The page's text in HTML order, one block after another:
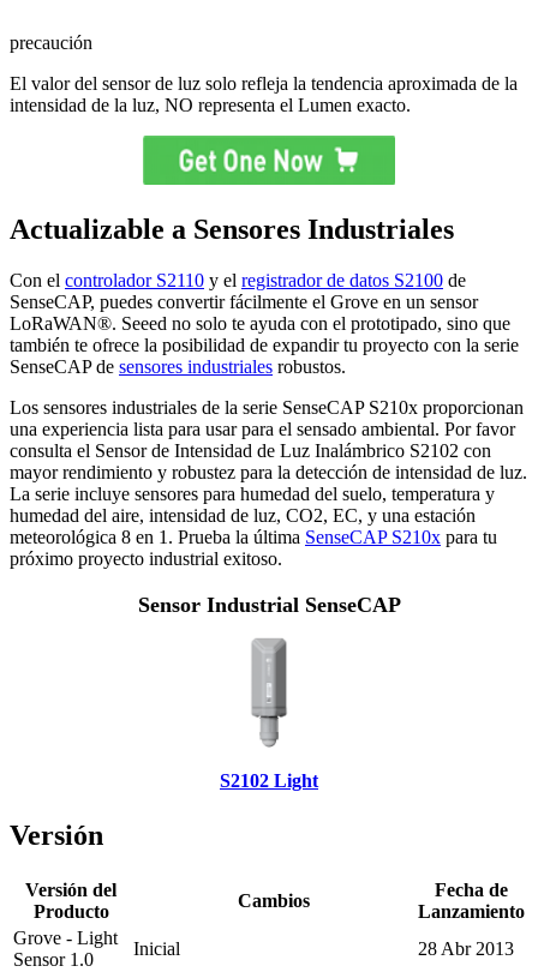
precaución
El valor del sensor de luz solo refleja la tendencia aproximada de la
intensidad de la luz, NO representa el Lumen exacto.
Actualizable a Sensores Industriales
Con el controlador S2110 y el registrador de datos S2100 de
SenseCAP, puedes convertir fácilmente el Grove en un sensor
LoRaWAN®. Seeed no solo te ayuda con el prototipado, sino que
también te ofrece la posibilidad de expandir tu proyecto con la serie
SenseCAP de sensores industriales robustos.
Los sensores industriales de la serie SenseCAP S210x proporcionan
una experiencia lista para usar para el sensado ambiental. Por favor
consulta el Sensor de Intensidad de Luz Inalámbrico S2102 con
mayor rendimiento y robustez para la detección de intensidad de luz.
La serie incluye sensores para humedad del suelo, temperatura y
humedad del aire, intensidad de luz, CO2, EC, y una estación
meteorológica 8 en 1. Prueba la última SenseCAP S210x para tu
próximo proyecto industrial exitoso.
Sensor Industrial SenseCAP
S2102 Light
Versión
Versión del
Producto
Cambios
Fecha de
Lanzamiento
Grove - Light
Sensor 1.0
Inicial
28 Abr 2013